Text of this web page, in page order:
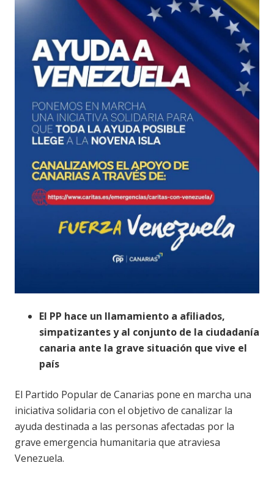
El PP hace un llamamiento a afiliados,
simpatizantes y al conjunto de la ciudadanía
canaria ante la grave situación que vive el
país
El Partido Popular de Canarias pone en marcha una
iniciativa solidaria con el objetivo de canalizar la
ayuda destinada a las personas afectadas por la
grave emergencia humanitaria que atraviesa
Venezuela.